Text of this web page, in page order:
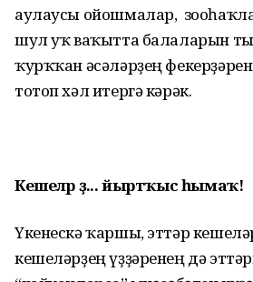
аулаусы ойошмалар,
шул уҡ ваҡытта балаларын
ҡурҡҡан әсәләрҙең
тотоп хәл итергә кәрәк.
Кешеләр ҙә... йыртҡыс һымаҡ!
Үкенескә ҡаршы, эттәр
кешеләрҙең үҙҙәренең дә